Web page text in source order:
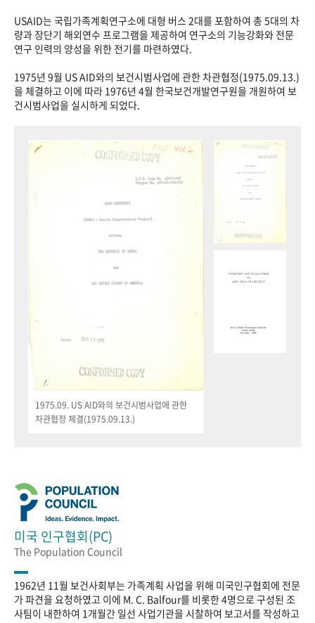
USAID는 국립가족계획연구소에 대형 버스 2대를 포함하여 총 5대의 차
량과 장단기 해외연수 프로그램을 제공하여 연구소의 기능강화와 전문
연구 인력의 양성을 위한 전기를 마련하였다.
1975년 9월 US AID와의 보건시범사업에 관한 차관협정(1975.09.13.)
을 체결하고 이에 따라 1976년 4월 한국보건개발연구원을 개원하여 보
건시범사업을 실시하게 되었다.
1975.09. US AID와의 보건시범사업에 관한
차관협정 체결(1975.09.13.)
미국 인구협회(PC)
The Population Council
1962년 11월 보건사회부는 가족계획 사업을 위해 미국인구협회에 전문
가 파견을 요청하였고 이에 M. C. Balfour를 비롯한 4명으로 구성된 조
사팀이 내한하여 1개월간 일선 사업기관을 시찰하여 보고서를 작성하고